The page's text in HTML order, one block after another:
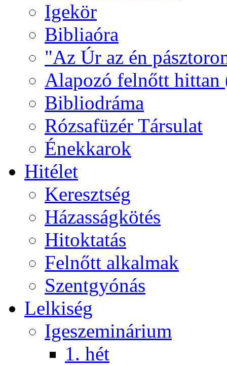
Igekör
Bibliaóra
"Az Úr az én
Alapozó felnőtt hittan
Bibliodráma
Rózsafüzér Társulat
Énekkarok
Hitélet
Keresztség
Házasságkötés
Hitoktatás
Felnőtt alkalmak
Szentgyónás
Lelkiség
Igeszeminárium
1. hét